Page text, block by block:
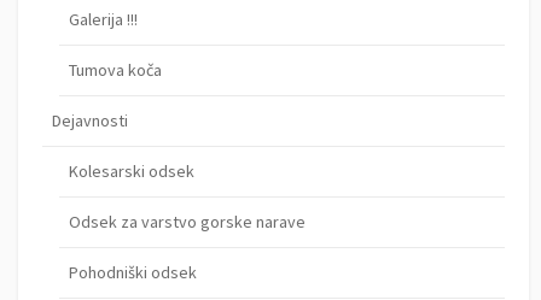
Galerija !!!
Tumova koča
Dejavnosti
Kolesarski odsek
Odsek za varstvo gorske narave
Pohodniški odsek